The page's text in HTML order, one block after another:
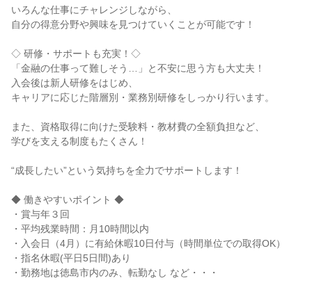
いろんな仕事にチャレンジしながら、
自分の得意分野や興味を見つけていくことが可能です！
◇ 研修・サポートも充実！◇
「金融の仕事って難しそう…」と不安に思う方も大丈夫！
入会後は新人研修をはじめ、
キャリアに応じた階層別・業務別研修をしっかり行います。
また、資格取得に向けた受験料・教材費の全額負担など、
学びを支える制度もたくさん！
“成長したい”という気持ちを全力でサポートします！
◆ 働きやすいポイント ◆
・賞与年３回
・平均残業時間：月10時間以内
・入会日（4月）に有給休暇10日付与（時間単位での取得OK）
・指名休暇(平日5日間)あり
・勤務地は徳島市内のみ、転勤なし など・・・